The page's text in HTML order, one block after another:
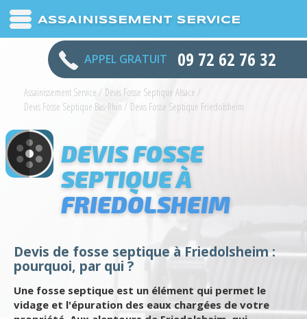
ASSAINISSEMENT SERVICE
APPEL GRATUIT 09 72 62 76 32
Assainissement Service / Devis Fosse Septique Alsace /
Devis Fosse Septique Bas-Rhin / Devis Fosse Septique Friedolsheim
DEVIS FOSSE
SEPTIQUE À
FRIEDOLSHEIM
Devis de fosse septique à Friedolsheim :
pourquoi, par qui ?
Une fosse septique est un élément qui permet le
vidage et l'épuration des eaux chargées de votre